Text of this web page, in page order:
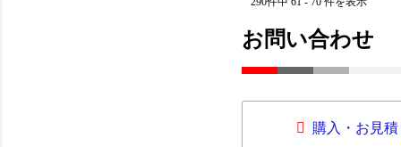
お問い合わせ
購入・お見